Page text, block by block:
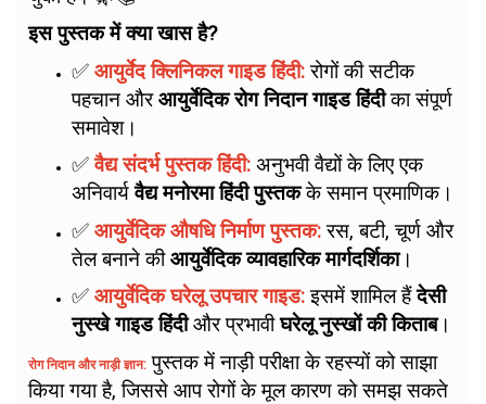
इस पुस्तक में क्या खास है?
✅ आयुर्वेद क्लिनिकल गाइड हिंदी:रोगों की सटीक
पहचान औरआयुर्वेदिक रोग निदान गाइड हिंदीका संपूर्ण
समावेश।
✅वैद्य संदर्भ पुस्तक हिंदी: अनुभवी वैद्यों के लिए एक
अनिवार्यवैद्य मनोरमा हिंदी पुस्तकके समान प्रमाणिक।
✅ आयुर्वेदिक औषधि निर्माण पुस्तक:रस, बटी, चूर्ण और
तेल बनाने कीआयुर्वेदिक व्यावहारिक मार्गदर्शिका।
✅ आयुर्वेदिक घरेलू उपचार गाइड:इसमें शामिल हैंदेसी
नुस्खे गाइड हिंदीऔर प्रभावीघरेलू नुस्खों की किताब।
रोग निदान और नाड़ी ज्ञान: पुस्तक में नाड़ी परीक्षा के रहस्यों को साझा
किया गया है, जिससे आप रोगों के मूल कारण को समझ सकते